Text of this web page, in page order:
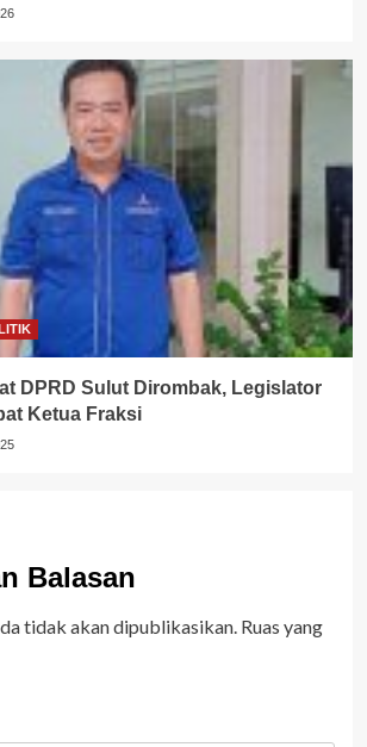
DPRD Sulut Dirombak, Legislator
Ketua Fraksi
Balasan
tidak akan dipublikasikan. Ruas yang